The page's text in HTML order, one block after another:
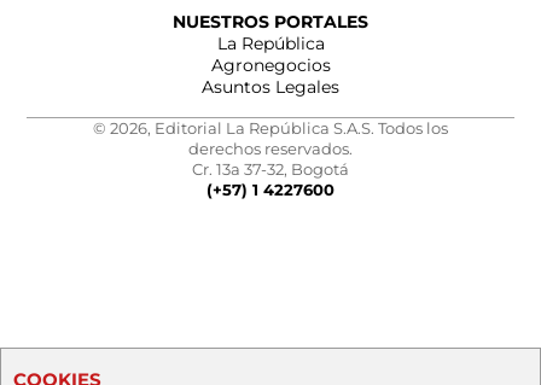
NUESTROS PORTALES
La República
Agronegocios
Asuntos Legales
© 2026, Editorial La República S.A.S. Todos los
derechos reservados.
Cr. 13a 37-32, Bogotá
(+57) 1 4227600
COOKIES